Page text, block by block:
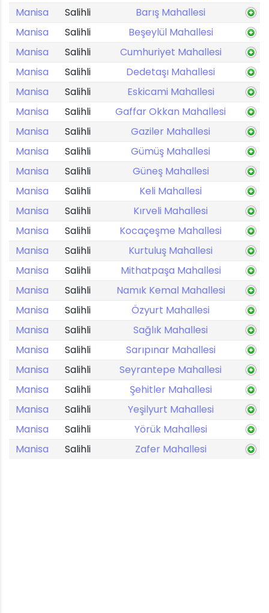
Manisa
Salihli
Barış Mahallesi
Manisa
Salihli
Beşeylül Mahallesi
Manisa
Salihli
Cumhuriyet Mahallesi
Manisa
Salihli
Dedetaşı Mahallesi
Manisa
Salihli
Eskicami Mahallesi
Manisa
Salihli
Gaffar Okkan Mahallesi
Manisa
Salihli
Gaziler Mahallesi
Manisa
Salihli
Gümüş Mahallesi
Manisa
Salihli
Güneş Mahallesi
Manisa
Salihli
Keli Mahallesi
Manisa
Salihli
Kırveli Mahallesi
Manisa
Salihli
Kocaçeşme Mahallesi
Manisa
Salihli
Kurtuluş Mahallesi
Manisa
Salihli
Mithatpaşa Mahallesi
Manisa
Salihli
Namık Kemal Mahallesi
Manisa
Salihli
Özyurt Mahallesi
Manisa
Salihli
Sağlık Mahallesi
Manisa
Salihli
Sarıpınar Mahallesi
Manisa
Salihli
Seyrantepe Mahallesi
Manisa
Salihli
Şehitler Mahallesi
Manisa
Salihli
Yeşilyurt Mahallesi
Manisa
Salihli
Yörük Mahallesi
Manisa
Salihli Zafer Mahallesi